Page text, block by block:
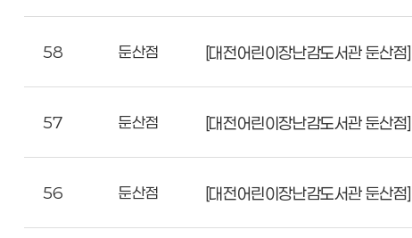
58 둔산점 [대전어린이장난감도서관 둔산
57 둔산점 [대전어린이장난감도서관 둔산
56 둔산점 [대전어린이장난감도서관 둔산